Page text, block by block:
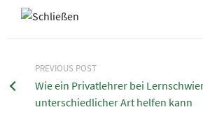
PREVIOUS POST
Wie ein Privatlehrer bei
unterschiedlicher Art helfen kann